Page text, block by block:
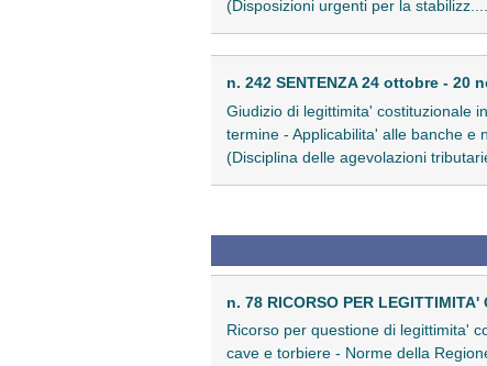
(Disposizioni urgenti per la
n. 242 SENTENZA 24 ottobre - 20
Giudizio di legittimita' costituzionale
termine - Applicabilita' alle banche e
(Disciplina delle agevolazioni
n. 78 RICORSO PER
Ricorso per questione di legittimita'
cave e torbiere - Norme della